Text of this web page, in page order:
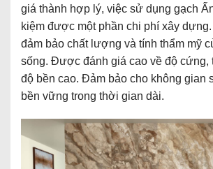
giá thành hợp lý, việc sử dụng gạch
kiệm được một phần chi phí xây
đảm bảo chất lượng và tính thẩm mỹ
sống. Được đánh giá cao về độ cứng,
độ bền cao. Đảm bảo cho không gian
bền vững trong thời gian dài.